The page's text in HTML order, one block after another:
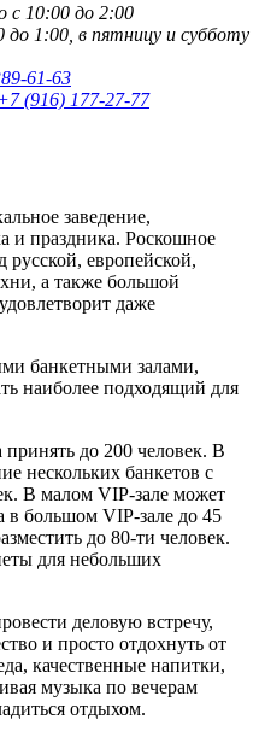
с 10:00 до 2:00
1:00, в пятницу и субботу
61-63
(916) 177-27-77
заведение,
и праздника. Роскошное
европейской,
а также большой
даже
банкетными залами,
наиболее подходящий для
принять до 200 человек. В
нескольких банкетов с
В малом VIP-зале может
в большом VIP-зале до 45
до 80-ти человек.
для небольших
деловую встречу,
и просто отдохнуть от
качественные напитки,
музыка по вечерам
отдыхом.